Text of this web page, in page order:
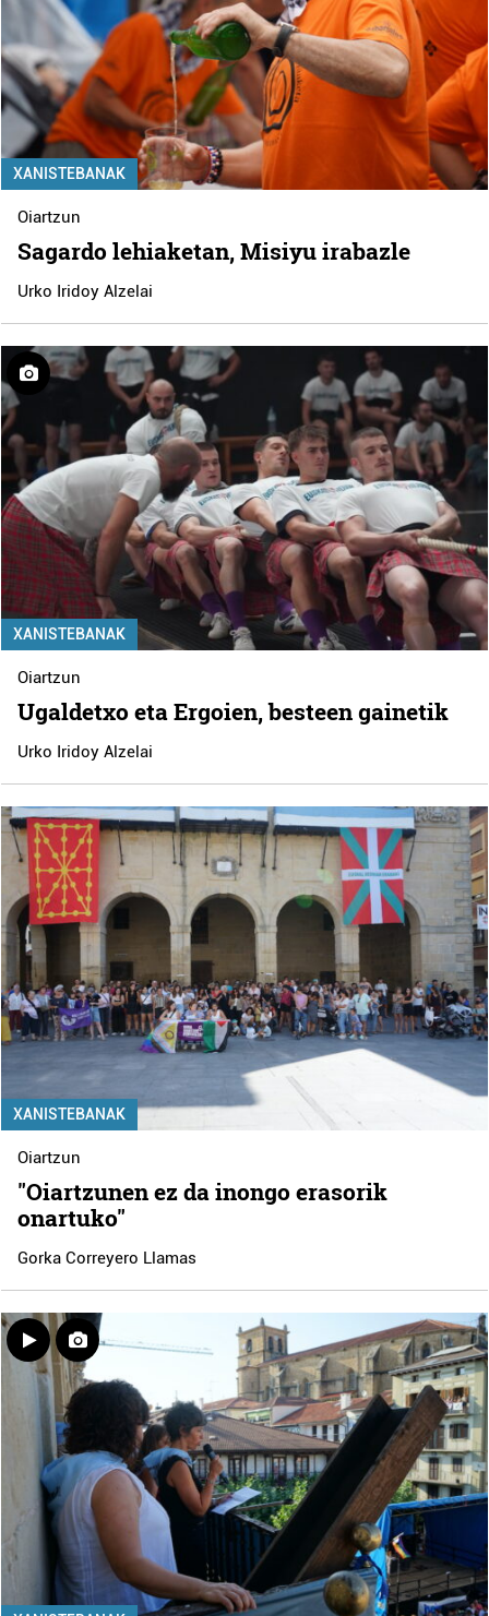
XANISTEBANAK
Oiartzun
Sagardo lehiaketan, Misiyu irabazle
Urko Iridoy Alzelai
XANISTEBANAK
Oiartzun
Ugaldetxo eta Ergoien, besteen gainetik
Urko Iridoy Alzelai
XANISTEBANAK
Oiartzun
"Oiartzunen ez da inongo erasorik
onartuko"
Gorka Correyero Llamas